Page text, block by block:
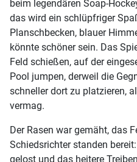
beim legendären Soap-
das wird ein schlüpfriger
Planschbecken, blauer
könnte schöner sein. Das
Feld schießen, auf der
Pool jumpen, derweil die
schneller dort zu platzieren,
vermag.
Der Rasen war gemäht, das
Schiedsrichter standen
gelost und das heitere